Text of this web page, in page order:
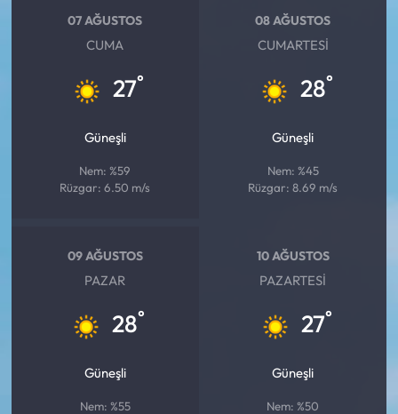
07 AĞUSTOS
CUMA
27°
Güneşli
Nem: %59
Rüzgar: 6.50 m/s
08 AĞUSTOS
CUMARTESI
28°
Güneşli
Nem: %45
Rüzgar: 8.69 m/s
09 AĞUSTOS
PAZAR
28°
Güneşli
Nem: %55
10 AĞUSTOS
PAZARTESI
27°
Güneşli
Nem: %50